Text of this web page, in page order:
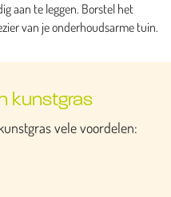
aan te leggen. Borstel het
van je onderhoudsarme tuin.
kunstgras
vele voordelen: